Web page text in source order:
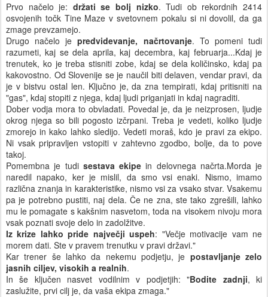
Prvo načelo je: držati se bolj nizko. Tudi ob rekordnih 2414
osvojenih točk Tine Maze v svetovnem pokalu si ni dovolil, da ga
zmage prevzamejo.
Drugo načelo jepredvidevanje, načrtovanje. To pomeni tudi
razumeti, kaj se dela aprila, kaj decembra, kaj februarja...Kdaj je
trenutek, ko je treba stisniti zobe, kdaj se dela količinsko, kdaj pa
kakovostno. Od Slovenije se je naučil biti delaven, vendar pravi, da
je v bistvu ostal len. Ključno je, da zna tempirati, kdaj pritisniti na
"gas", kdaj stopiti z njega, kdaj ljudi priganjati in kdaj nagraditi.
Dober vodja mora to obvladati. Povedal je, da je neizprosen, ljudje
okrog njega so bili pogosto izčrpani. Treba je vedeti, koliko ljudje
zmorejo in kako lahko sledijo. Vedeti moraš, kdo je pravi za ekipo.
Ni vsak pripravljen vstopiti v zahtevno zgodbo, bolje, da to pove
takoj.
Pomembna je tudi sestava ekipe in delovnega načrta.Morda je
naredil napako, ker je mislil, da smo vsi enaki. Nismo, imamo
različna znanja in karakteristike, nismo vsi za vsako stvar. Vsakemu
pa je potrebno pustiti, naj dela. Če ne zna, ste tako zgrešili, lahko
mu le pomagate s kakšnim nasvetom, toda na visokem nivoju mora
vsak poznati svoje delo in zadolžitve.
Iz krize lahko pride največji uspeh: "Večje motivacije vam ne
morem dati. Ste v pravem trenutku v pravi državi."
Kar trener še lahko da nekemu podjetju, je postavljanje zelo
jasnih ciljev, visokih a realnih.
In še ključen nasvet vodilnim v podjetjih: "Bodite zadnji, ki
zaslužite, prvi cilj je, da vaša ekipa zmaga."